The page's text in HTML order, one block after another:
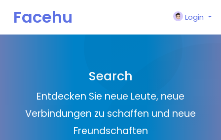
Facehu
Login
Search
Entdecken Sie neue Leute, neue
Verbindungen zu schaffen und neue
Freundschaften